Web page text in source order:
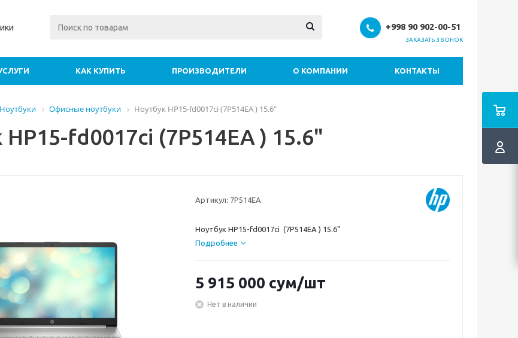
+998 90 902-00-51
ЗАКАЗАТЬ ЗВОНОК
КАК КУПИТЬ ПРОИЗВОДИТЕЛИ О КОМПАНИИ КОНТАКТЫ
Ноутбуки Офисные ноутбуки Ноутбук HP15-fd0017ci (7P514EA ) 15.6"
fd0017ci (7P514EA ) 15.6"
Артикул: 7P514EA
Ноутбук HP15-fd0017ci (7P514EA ) 15.6"
Подробнее
5 915 000 сум/шт
Нет в наличии